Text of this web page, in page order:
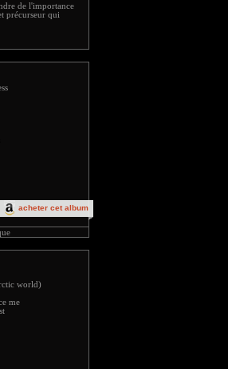
de l'importance
précurseur qui
acheter cet album
world)
me